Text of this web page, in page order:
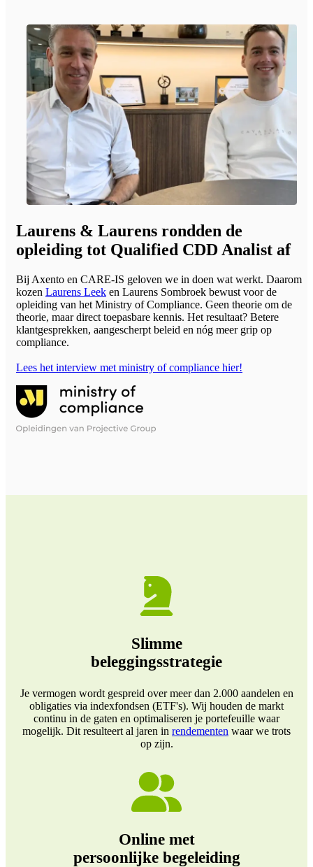
Laurens & Laurens rondden de
opleiding tot Qualified CDD Analist af
Bij Axento en CARE-IS geloven we in doen wat werkt. Daarom
kozen Laurens Leek en Laurens Sombroek bewust voor de
opleiding van het Ministry of Compliance. Geen theorie om de
theorie, maar direct toepasbare kennis. Het resultaat? Betere
klantgesprekken, aangescherpt beleid en nóg meer grip op
compliance.
Lees het interview met ministry of compliance hier!
Slimme
beleggingsstrategie
Je vermogen wordt gespreid over meer dan 2.000 aandelen en
obligaties via indexfondsen (ETF's). Wij houden de markt
continu in de gaten en optimaliseren je portefeuille waar
mogelijk. Dit resulteert al jaren in rendementen waar we trots
op zijn.
Online met
persoonlijke begeleiding